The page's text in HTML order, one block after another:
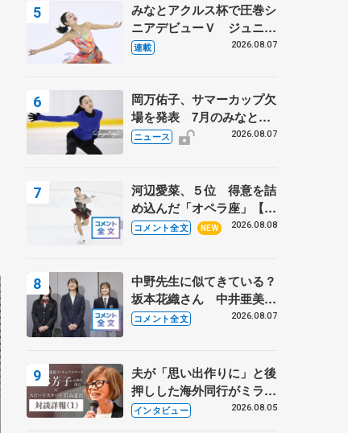
みなとアクルス杯で圧巻シ
ニアデビューＶ ジュニア
で４シーズン無敗の島田麻
連載 2026.08.07
岡万佑子、サマーカップ欠
場を発表 7月のみなとア
クルス杯は腰痛の影響で
ニュース 2026.08.07
河辺愛菜、５位 得意を詰
め込んだ「オペラ座」【み
なとアクルス杯フリー】
コメント全文 NEW 2026.08.08
中野先生に似てきている？
坂本花織さん 中井亜美は
クリケットのサマーキャン
部科学省スポーツ表彰
式】
コメント全文 2026.08.07
夫が「思い出作りに」と後
押しした海外同行がミラノ
まで… 繁華街のリンクで
インタビュー 2026.08.05